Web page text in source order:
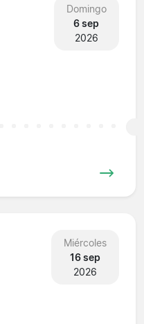
Domingo
6 sep
2026
Miércoles
16 sep
2026